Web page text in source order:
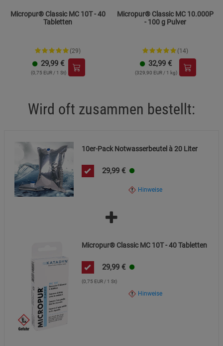
kann. Dies stellt keinen Qualitätsmangel dar. Entsorgung:
Dieser Artikel kann über den Recyclingabfall (Plastik)
Micropur® Classic MC 10T - 40
Tabletten
(29)
29,99 €
(0,75 EUR / 1 St)
Micropur® Classic MC 10.000P
- 100 g Pulver
(14)
32,99 €
(329,90 EUR / 1 kg)
Wird oft zusammen bestellt:
10er-Pack Notwasserbeutel à 20 Liter
29,99 €
Hinweise
Micropur® Classic MC 10T - 40 Tabletten
29,99 €
(0,75 EUR / 1 St)
Hinweise
Cookie-Informationen anzeigen
Marketing Cookies (3) Marketing Cookies
Beschreibung Marketing Cookies
Datenschutzerklärung Impressum